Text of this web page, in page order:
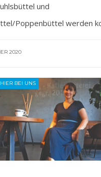
und
Poppenbüttel werden
2020
HIER BEI UNS